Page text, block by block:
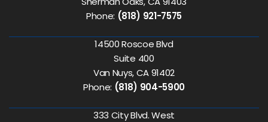
Phone: (818) 921-7575
14500 Roscoe Blvd
Suite 400
Van Nuys, CA 91402
Phone: (818) 904-5900
333 City Blvd. West